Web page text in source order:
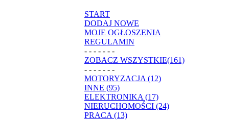
START
DODAJ NOWE
MOJE OGŁOSZENIA
REGULAMIN
- - - - - - -
ZOBACZ WSZYSTKIE(161)
- - - - - - -
MOTORYZACJA (12)
INNE (95)
ELEKTRONIKA (17)
NIERUCHOMOŚCI (24)
PRACA (13)